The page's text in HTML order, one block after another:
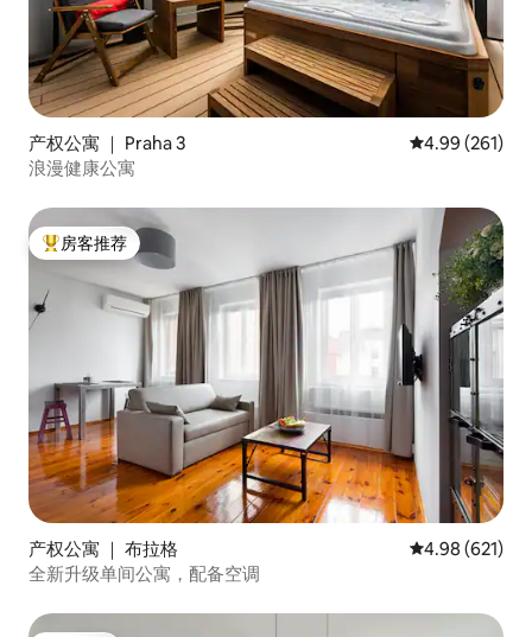
产权公寓 ｜ Praha 3 平均评分 4.99
4.99 (261)
浪漫健康公寓
热门「房客推荐」
房客推荐
产权公寓 ｜ 布拉格 平均评分 4.98
4.98 (621)
全新升级单间公寓，配备空调